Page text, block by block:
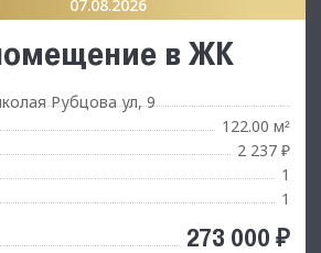
07.08.2026
в ЖК
Рубцова ул, 9
122.00 м²
2 237 ₽
1
1
273 000 ₽